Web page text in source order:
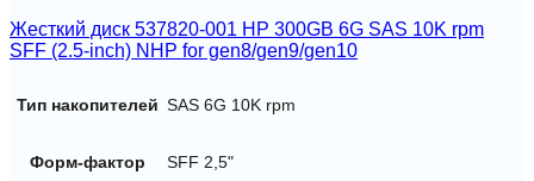
Жесткий диск 537820-001 HP 300GB 6G SAS 10K rpm
SFF (2.5-inch) NHP for gen8/gen9/gen10
Тип накопителей SAS 6G 10K rpm
Форм-фактор SFF 2,5"